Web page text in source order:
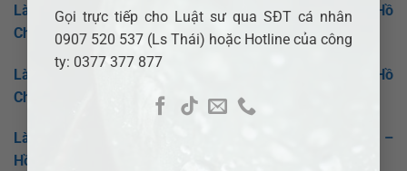
Gọi trực tiếp cho Luật sư qua SĐT cá nhân
0907 520 537 (Ls Thái) hoặc Hotline của công
ty: 0377 377 877
Làm Đơn Ly Hôn Tại Tòa Án Nhân Dân Sơ Thẩm Số 8 – Hồ
Chí Minh
Làm Đơn Ly Hôn Tại Tòa Án Nhân Dân Sơ Thẩm Số 9 – Hồ
Chí Minh
Làm Đơn Ly Hôn Tại Tòa Án Nhân Dân Sơ Thẩm Số 11 –
Hồ Chí Minh